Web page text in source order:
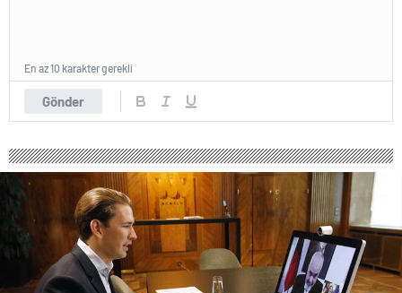
Gönder
En az 10 karakter gerekli